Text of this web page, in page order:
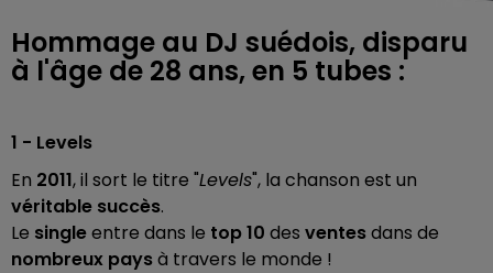
Hommage au DJ suédois, disparu
à l'âge de 28 ans, en 5 tubes :
1 - Levels
En 2011, il sort le titre "Levels", la chanson est un
véritable succès.
Le singleentre dans le top 10 des ventesdans de
nombreux paysà travers le monde !